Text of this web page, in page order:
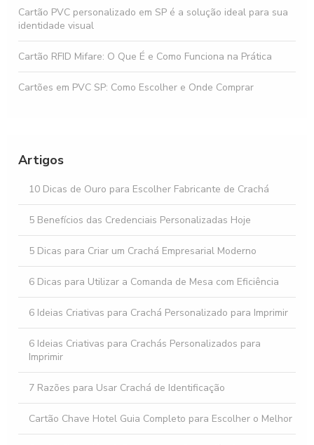
Cartão PVC personalizado em SP é a solução ideal para sua
identidade visual
Cartão RFID Mifare: O Que É e Como Funciona na Prática
Cartões em PVC SP: Como Escolher e Onde Comprar
suas Vantagens
Artigos
10 Dicas de Ouro para Escolher Fabricante de Crachá
5 Benefícios das Credenciais Personalizadas Hoje
5 Dicas para Criar um Crachá Empresarial Moderno
6 Dicas para Utilizar a Comanda de Mesa com Eficiência
6 Ideias Criativas para Crachá Personalizado para Imprimir
6 Ideias Criativas para Crachás Personalizados para
Imprimir
7 Razões para Usar Crachá de Identificação
Cartão Chave Hotel Guia Completo para Escolher o Melhor